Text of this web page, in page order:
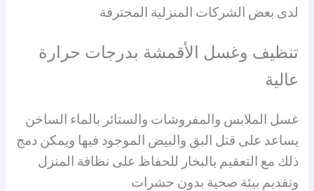
لدى بعض الشركات المنزلية المحترفة
تنظيف وغسل الأقمشة بدرجات حرارة
عالية
غسل الملابس والمفروشات والستائر بالماء الساخن
يساعد على قتل البق والبيض الموجود فيها ويمكن دمج
ذلك مع التعقيم بالبخار للحفاظ على نظافة المنزل
وتقديم بيئة صحية بدون حشرات